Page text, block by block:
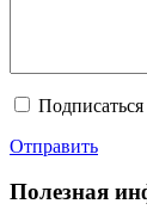
Отправить
Полезная